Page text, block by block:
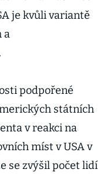
je kvůli variantě
a
podpořené
státních
v reakci na
míst v USA v
se zvýšil počet lidí